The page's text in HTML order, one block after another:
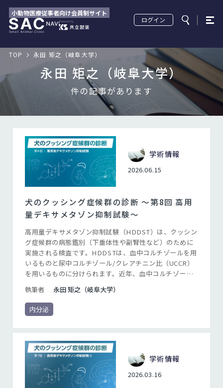
小動物医療従事者向け会員制サイト
ログイン
TOP 永田 矩之（岐阜大学）
永田 矩之（岐阜大学）
件の記事があります
学術情報
2026.06.15
犬のクッシング症候群の診断 ～第8回 高用
量デキサメタゾン抑制試験～
高用量デキサメタゾン抑制試験（HDDST）は、クッシン
グ症候群の病態鑑別（下垂体性や副腎性など）のために
実施される検査です。HDDSTは、血中コルチゾールを用
いるものと尿中コルチゾール/クレアチニン比（UCCR）
を用いるものに分けられます。近年、血中コルチゾール
を用いてHDDSTを実施する機会はほとんどないかもしれ
ませんが、UCCRを用いたHDDST（UCCR-HDDST）
は、状況によっては有用な検査になると考えられます。
UCCR-HDDSTの利点は、「コルチゾールの産生増加」と
す。
執筆者 永田 矩之（岐阜大学）
内分泌
学術情報
2026.03.16